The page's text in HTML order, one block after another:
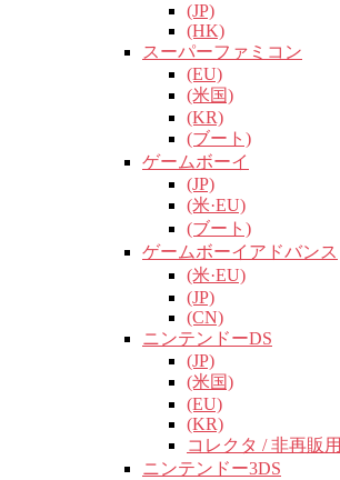
(JP)
(HK)
スーパーファミコン
(EU)
(米国)
(KR)
(ブート)
ゲームボーイ
(JP)
(米·EU)
(ブート)
ゲームボーイアドバンス
(米·EU)
(JP)
(CN)
ニンテンドーDS
(JP)
(米国)
(EU)
(KR)
コレクタ / 非再販用
ニンテンドー3DS